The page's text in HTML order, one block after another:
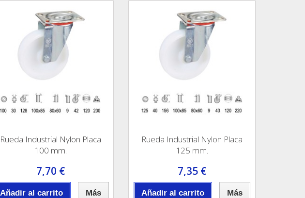
Rueda Industrial Nylon Placa
100 mm.
7,70 €
Añadir al carrito Más
Rueda Industrial Nylon Placa
125 mm.
7,35 €
Añadir al carrito Más